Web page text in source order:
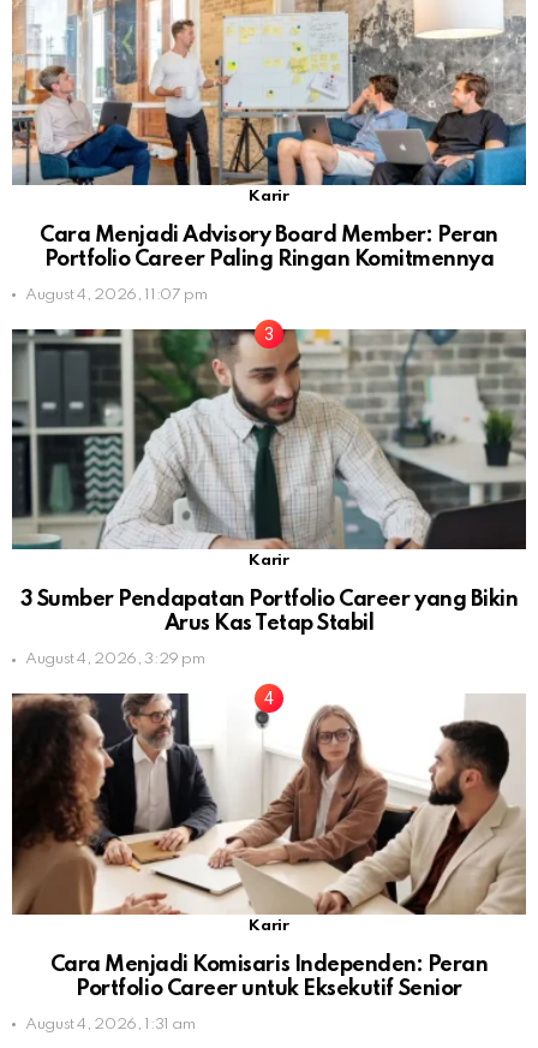
Karir
Cara Menjadi Advisory Board Member: Peran
Portfolio Career Paling Ringan Komitmennya
August 4, 2026, 11:07 pm
Karir
3 Sumber Pendapatan Portfolio Career yang Bikin
Arus Kas Tetap Stabil
August 4, 2026, 3:29 pm
Karir
Cara Menjadi Komisaris Independen: Peran
Portfolio Career untuk Eksekutif Senior
August 4, 2026, 1:31 am